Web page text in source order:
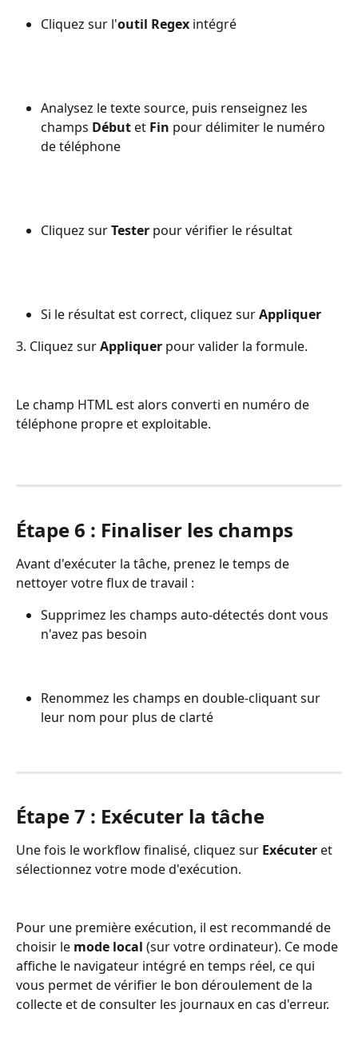
Cliquez sur l'outil Regex intégré
Analysez le texte source, puis renseignez les
champs Début et Fin pour délimiter le numéro
de téléphone
Cliquez sur Tester pour vérifier le résultat
Si le résultat est correct, cliquez sur Appliquer
3. Cliquez sur Appliquer pour valider la formule.
Le champ HTML est alors converti en numéro de
téléphone propre et exploitable.
Étape 6 : Finaliser les champs
Avant d'exécuter la tâche, prenez le temps de
nettoyer votre flux de travail :
Supprimez les champs auto-détectés dont vous
n'avez pas besoin
Renommez les champs en double-cliquant sur
leur nom pour plus de clarté
Étape 7 : Exécuter la tâche
Une fois le workflow finalisé, cliquez sur Exécuter et
sélectionnez votre mode d'exécution.
Pour une première exécution, il est recommandé de
choisir le mode local (sur votre ordinateur). Ce mode
affiche le navigateur intégré en temps réel, ce qui
vous permet de vérifier le bon déroulement de la
collecte et de consulter les journaux en cas d'erreur.